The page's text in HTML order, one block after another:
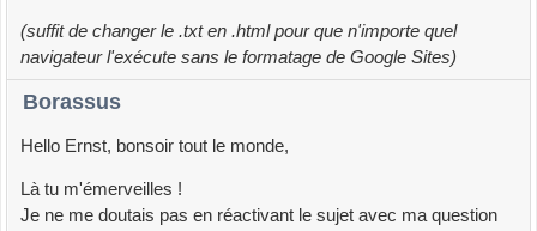
(suffit de changer le .txt en .html pour que n'importe quel
navigateur l'exécute sans le formatage de Google Sites)
Borassus
Hello Ernst, bonsoir tout le monde,
Là tu m'émerveilles !
Je ne me doutais pas en réactivant le sujet avec ma question